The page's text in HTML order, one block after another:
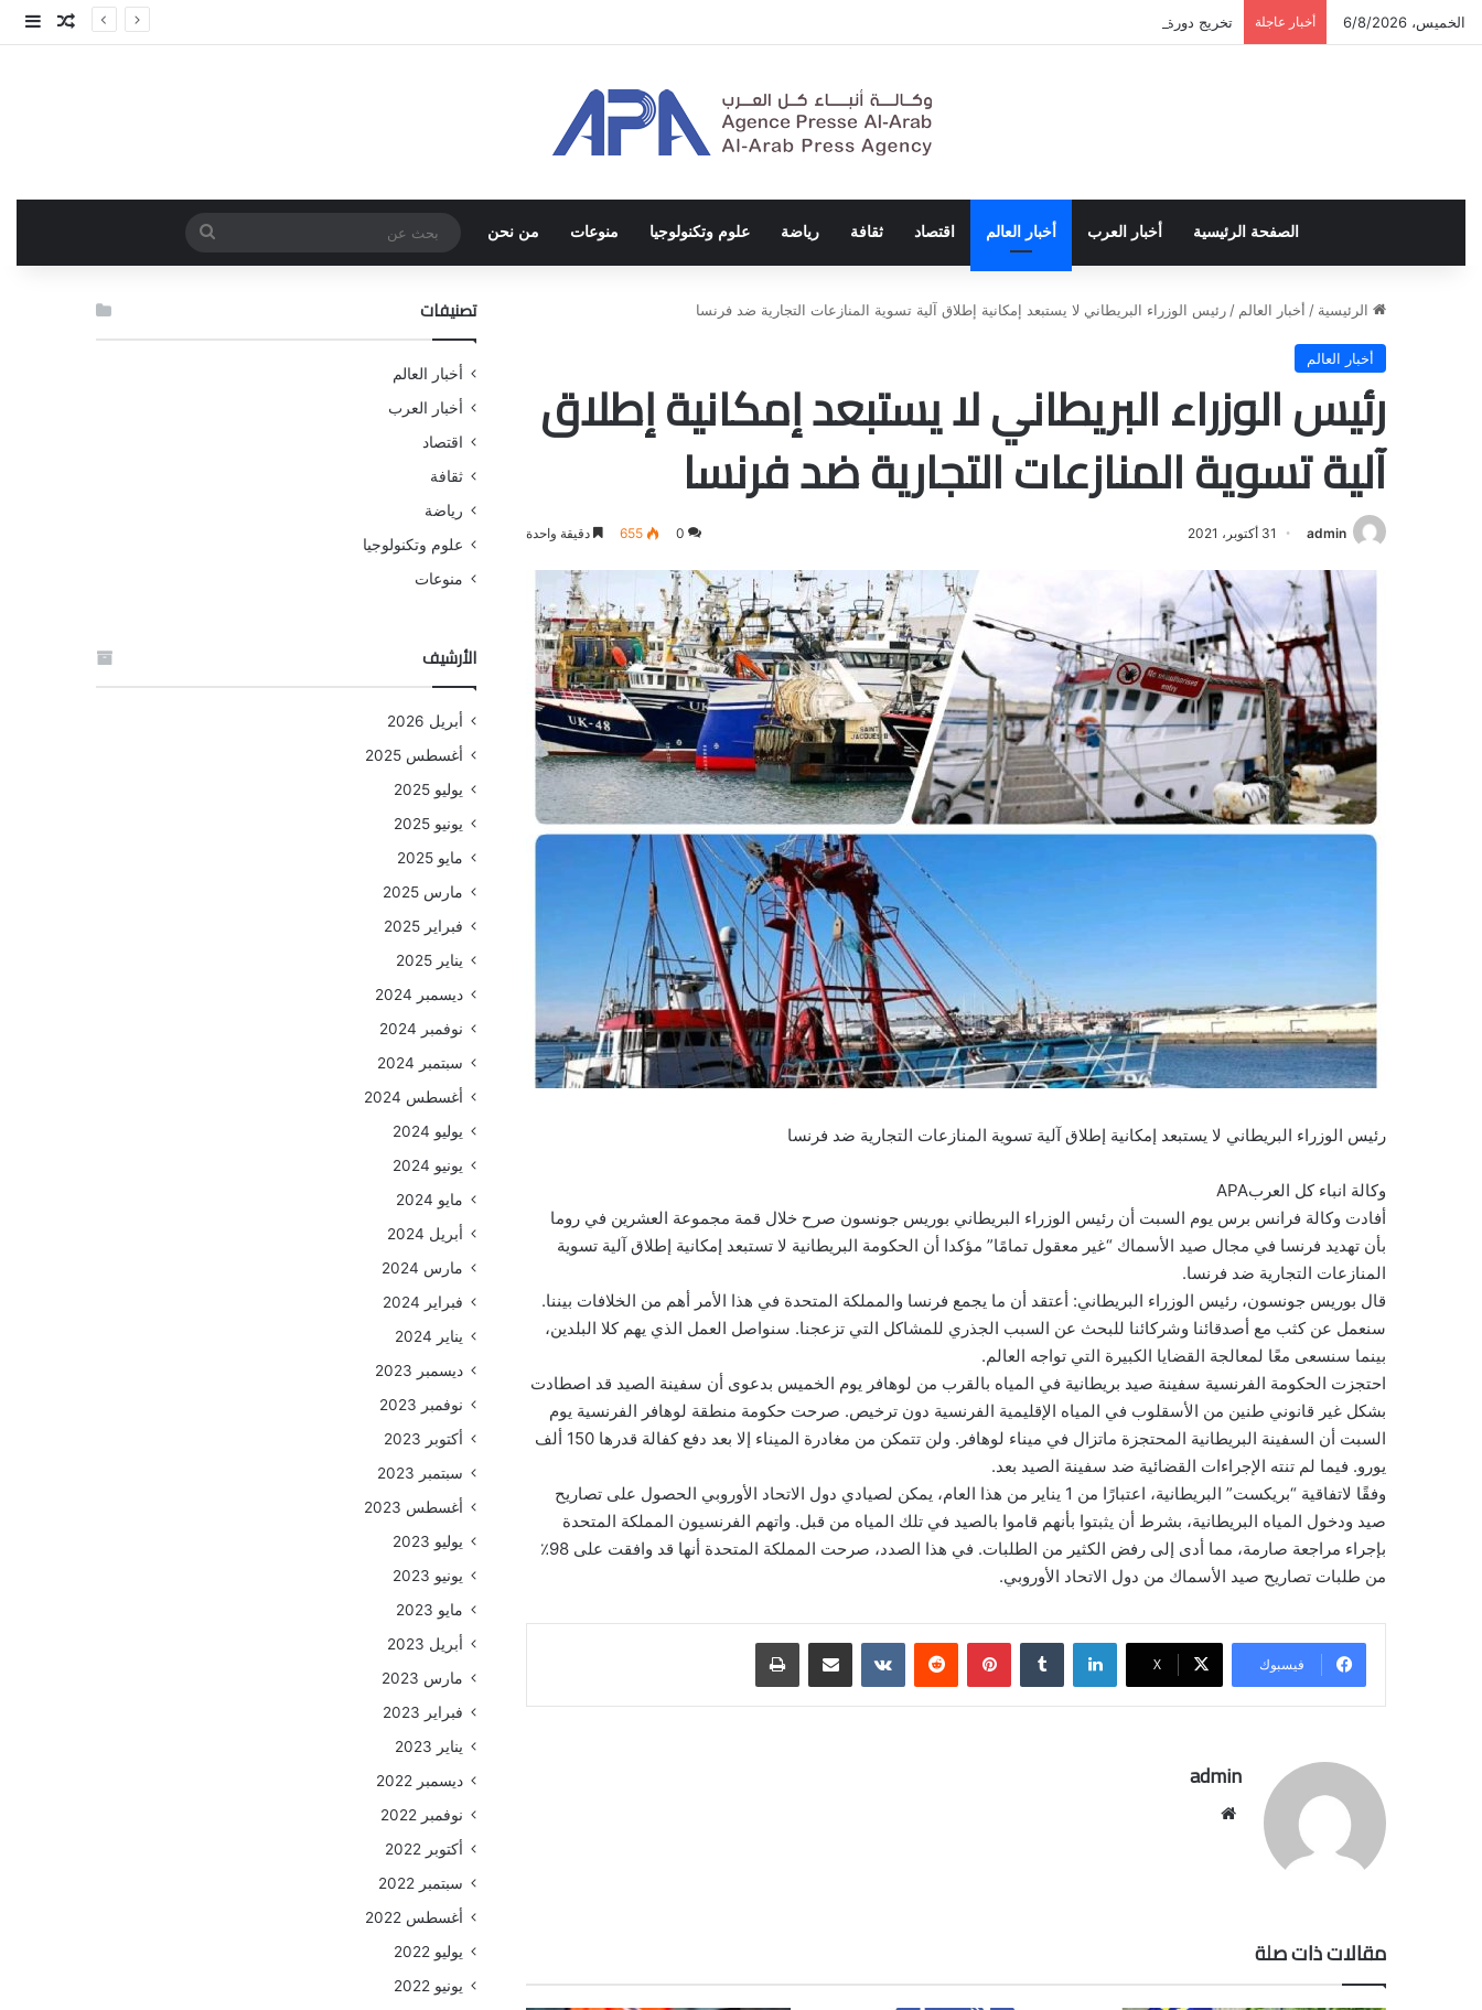
الخميس، 6/8/2026 أخبار عاجلة تخريج دورة إعداد قيادات أكاديمية لمناهضة الاحتلال والفصل العنصري مقال
الصفحة الرئيسية أخبار العرب أخبار العالم اقتصاد ثقافة رياضة علوم وتكنولوجيا منوعات من نحن
بحث
عن
الرئيسية / أخبار العالم / رئيس الوزراء البريطاني لا يستبعد إمكانية إطلاق آلية تسوية المنازعات التجارية ضد فرنسا
أخبار العالم
رئيس الوزراء البريطاني لا يستبعد إمكانية إطلاق
آلية تسوية المنازعات التجارية ضد فرنسا
admin 31 أكتوبر، 2021 0
655 دقيقة واحدة
رئيس الوزراء البريطاني لا يستبعد إمكانية إطلاق آلية تسوية المنازعات التجارية ضد فرنسا
وكالة انباء كل العربAPA
أفادت وكالة فرانس برس يوم السبت أن رئيس الوزراء البريطاني بوريس جونسون صرح خلال قمة مجموعة العشرين في روما
بأن تهديد فرنسا في مجال صيد الأسماك “غير معقول تمامًا” مؤكدا أن الحكومة البريطانية لا تستبعد إمكانية إطلاق آلية تسوية
المنازعات التجارية ضد فرنسا.
قال بوريس جونسون، رئيس الوزراء البريطاني: أعتقد أن ما يجمع فرنسا والمملكة المتحدة في هذا الأمر أهم من الخلافات بيننا.
سنعمل عن كثب مع أصدقائنا وشركائنا للبحث عن السبب الجذري للمشاكل التي تزعجنا. سنواصل العمل الذي يهم كلا البلدين،
بينما سنسعى معًا لمعالجة القضايا الكبيرة التي تواجه العالم.
احتجزت الحكومة الفرنسية سفينة صيد بريطانية في المياه بالقرب من لوهافر يوم الخميس بدعوى أن سفينة الصيد قد اصطادت
بشكل غير قانوني طنين من الأسقلوب في المياه الإقليمية الفرنسية دون ترخيص. صرحت حكومة منطقة لوهافر الفرنسية يوم
السبت أن السفينة البريطانية المحتجزة ماتزال في ميناء لوهافر. ولن تتمكن من مغادرة الميناء إلا بعد دفع كفالة قدرها 150 ألف
يورو. فيما لم تنته الإجراءات القضائية ضد سفينة الصيد بعد.
وفقًا لاتفاقية “بريكست” البريطانية، اعتبارًا من 1 يناير من هذا العام، يمكن لصيادي دول الاتحاد الأوروبي الحصول على تصاريح
صيد ودخول المياه البريطانية، بشرط أن يثبتوا بأنهم قاموا بالصيد في تلك المياه من قبل. واتهم الفرنسيون المملكة المتحدة
بإجراء مراجعة صارمة، مما أدى إلى رفض الكثير من الطلبات. في هذا الصدد، صرحت المملكة المتحدة أنها قد وافقت على 98٪
من طلبات تصاريح صيد الأسماك من دول الاتحاد الأوروبي.
فيسبوك ‫X
لينكدإن بينتيريست مشاركة عبر البريد طباعة
admin
مقالات ذات صلة
تصنيفات
أخبار العالم
أخبار العرب
اقتصاد
ثقافة
رياضة
علوم وتكنولوجيا
منوعات
الأرشيف
أبريل 2026
أغسطس 2025
يوليو 2025
يونيو 2025
مايو 2025
مارس 2025
فبراير 2025
يناير 2025
ديسمبر 2024
نوفمبر 2024
سبتمبر 2024
أغسطس 2024
يوليو 2024
يونيو 2024
مايو 2024
أبريل 2024
مارس 2024
فبراير 2024
يناير 2024
ديسمبر 2023
نوفمبر 2023
أكتوبر 2023
سبتمبر 2023
أغسطس 2023
يوليو 2023
يونيو 2023
مايو 2023
أبريل 2023
مارس 2023
فبراير 2023
يناير 2023
ديسمبر 2022
نوفمبر 2022
أكتوبر 2022
سبتمبر 2022
أغسطس 2022
يوليو 2022
يونيو 2022